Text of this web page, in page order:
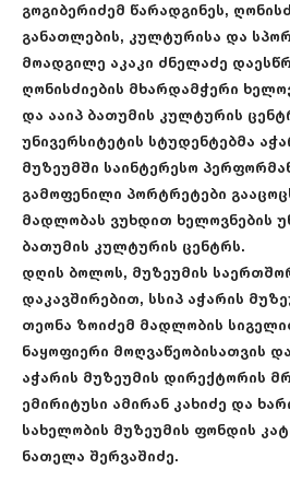
გოგიბერიძემ წარადგინეს,
განათლების, კულტურისა და
მოადგილე აკაკი ძნელაძე
ღონისძიების მხარდამჭერი
და ააიპ ბათუმის კულტურის
უნივერსიტეტის სტუდენტებმა
მუზეუმში საინტერესო
გამოფენილი პორტრეტები
მადლობას ვუხდით ხელოვნების
ბათუმის კულტურის ცენტრს.
დღის ბოლოს, მუზეუმის
დაკავშირებით, სსიპ აჭარის
თეონა ზოიძემ მადლობის
ნაყოფიერი მოღვაწეობისათვის
აჭარის მუზეუმის დირექტორის
ემირიტუსი ამირან კახიძე და
სახელობის მუზეუმის ფონდის
ნათელა შერვაშიძე.